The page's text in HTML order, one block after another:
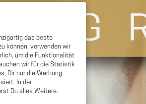
das beste
können, verwenden wir
um die Funktionalität
wir für die Statistik
Dir nur die Werbung
In der
Du alles Weitere.